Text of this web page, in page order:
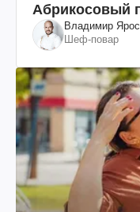
Абрикосовый
Владимир
Шеф-повар